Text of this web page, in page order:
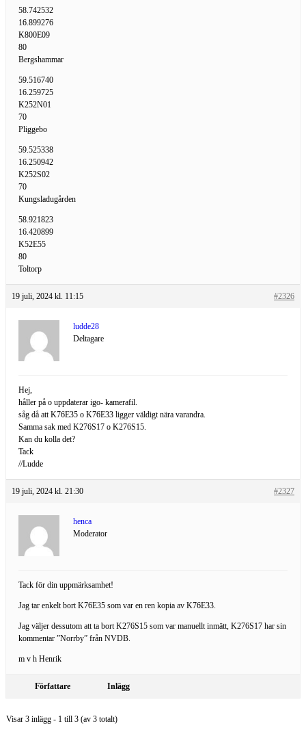
58.742532
16.899276
K800E09
80
Bergshammar
59.516740
16.259725
K252N01
70
Pliggebo
59.525338
16.250942
K252S02
70
Kungsladugården
58.921823
16.420899
K52E55
80
Toltorp
19 juli, 2024 kl. 11:15 #2326
ludde28
Deltagare
Hej,
håller på o uppdaterar igo- kamerafil.
såg då att K76E35 o K76E33 ligger väldigt nära varandra.
Samma sak med K276S17 o K276S15.
Kan du kolla det?
Tack
//Ludde
19 juli, 2024 kl. 21:30 #2327
henca
Moderator
Tack för din uppmärksamhet!
Jag tar enkelt bort K76E35 som var en ren kopia av K76E33.
Jag väljer dessutom att ta bort K276S15 som var manuellt inmätt, K276S17 har sin
kommentar ”Norrby” från NVDB.
m v h Henrik
Författare Inlägg
Visar 3 inlägg - 1 till 3 (av 3 totalt)